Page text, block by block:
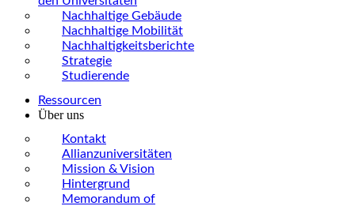
Nachhaltige Gebäude
Nachhaltige Mobilität
Nachhaltigkeitsberichte
Strategie
Studierende
Ressourcen
Über uns
Kontakt
Allianzuniversitäten
Mission & Vision
Hintergrund
Memorandum of